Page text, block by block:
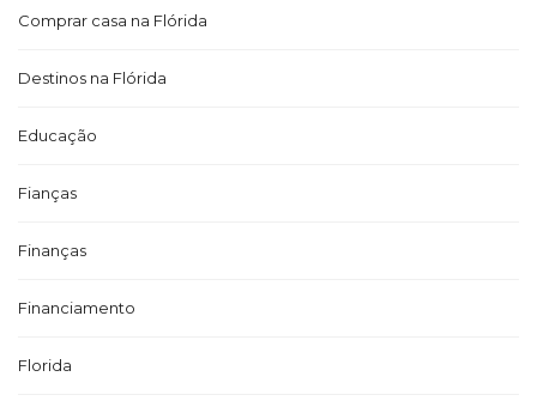
Comprar casa na Flórida
Destinos na Flórida
Educação
Fianças
Finanças
Financiamento
Florida